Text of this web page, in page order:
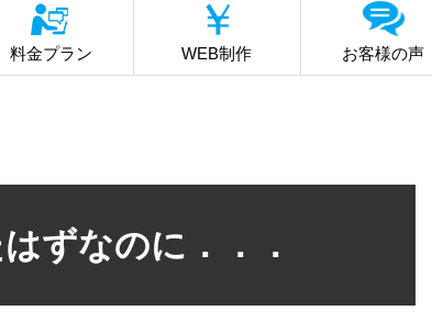
料金プラン WEB制作 お客様の声
ずなのに．．．